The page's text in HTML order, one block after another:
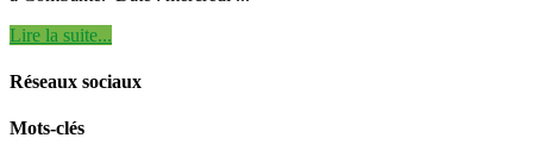
Lire la suite...
Réseaux sociaux
Mots-clés